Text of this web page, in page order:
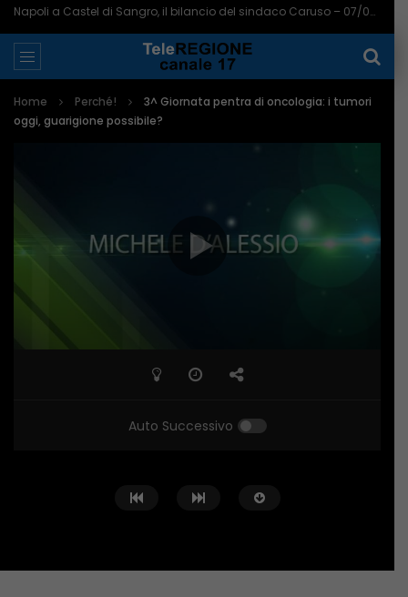
Napoli a Castel di Sangro, il bilancio del sindaco Caruso – 07/08/2026
Home Perché!
3^ Giornata pentra di oncologia: i tumori
oggi, guarigione possibile?
Auto Successivo